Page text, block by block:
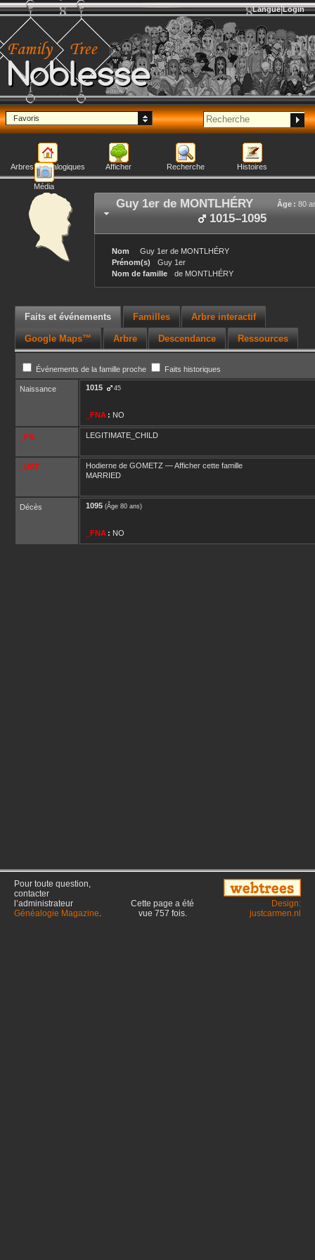
Noblesse
Langue Login
Favoris
Arbres généalogiques Afficher Recherche Histoires
Média
Guy 1er de MONTLHÉRY Âge : 80
1015–1095
Nom Guy 1er de MONTLHÉRY
Prénom(s)
Guy 1er
Nom de famille
de MONTLHÉRY
Faits et événements Familles Arbre interactif
Google Maps™ Arbre Descendance Ressources
Événements de la famille proche Faits historiques
Naissance 1015 45
_FNA : NO
_FIL LEGITIMATE_CHILD
_UST Hodierne de GOMETZ —Afficher cette famille
MARRIED
Décès 1095 (Âge 80 ans)
_FNA : NO
Pour toute question,
contacter
l’administrateur
Généalogie Magazine.
Cette page a été
vue 757 fois.
Design:
justcarmen.nl